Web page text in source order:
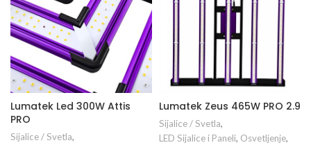
Lumatek Led 300W Attis
PRO
Sijalice / Svetla,
Lumatek Zeus 465W PRO 2.9
Sijalice / Svetla,
LED Sijalice i Paneli, Osvetljenje,